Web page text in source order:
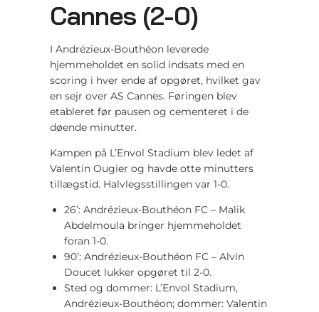
Cannes (2-0)
I Andrézieux-Bouthéon leverede
hjemmeholdet en solid indsats med en
scoring i hver ende af opgøret, hvilket gav
en sejr over AS Cannes. Føringen blev
etableret før pausen og cementeret i de
døende minutter.
Kampen på L’Envol Stadium blev ledet af
Valentin Ougier og havde otte minutters
tillægstid. Halvlegsstillingen var 1-0.
26’: Andrézieux-Bouthéon FC – Malik
Abdelmoula bringer hjemmeholdet
foran 1-0.
90’: Andrézieux-Bouthéon FC – Alvin
Doucet lukker opgøret til 2-0.
Sted og dommer: L’Envol Stadium,
Andrézieux-Bouthéon; dommer: Valentin